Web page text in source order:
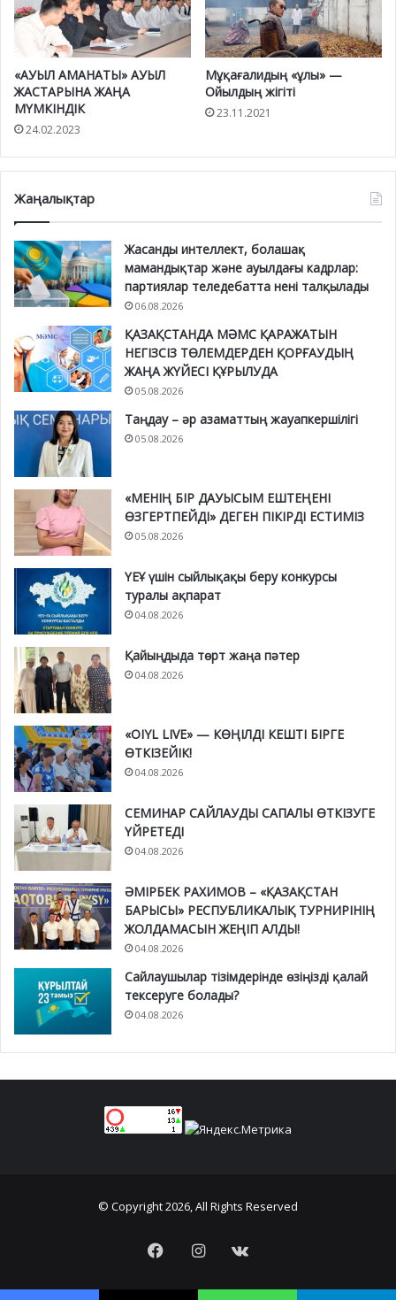
«АУЫЛ АМАНАТЫ» АУЫЛ
ЖАСТАРЫНА ЖАҢА
МҮМКІНДІК
24.02.2023
Мұқағалидың «ұлы» —
Ойылдың жігіті
23.11.2021
Жаңалықтар
Жасанды интеллект, болашақ
мамандықтар және ауылдағы кадрлар:
партиялар теледебатта нені талқылады
06.08.2026
ҚАЗАҚСТАНДА МӘМС ҚАРАЖАТЫН
НЕГІЗСІЗ ТӨЛЕМДЕРДЕН ҚОРҒАУДЫҢ
ЖАҢА ЖҮЙЕСІ ҚҰРЫЛУДА
05.08.2026
Таңдау – әр азаматтың жауапкершілігі
05.08.2026
«МЕНІҢ БІР ДАУЫСЫМ ЕШТЕҢЕНІ
ӨЗГЕРТПЕЙДІ» ДЕГЕН ПІКІРДІ ЕСТИМІЗ
05.08.2026
ҮЕҰ үшін сыйлықақы беру конкурсы
туралы ақпарат
04.08.2026
Қайыңдыда төрт жаңа пәтер
04.08.2026
«OIYL LIVE» — КӨҢІЛДІ КЕШТІ БІРГЕ
ӨТКІЗЕЙІК!
04.08.2026
СЕМИНАР САЙЛАУДЫ САПАЛЫ ӨТКІЗУГЕ
ҮЙРЕТЕДІ
04.08.2026
ӘМІРБЕК РАХИМОВ – «ҚАЗАҚСТАН
БАРЫСЫ» РЕСПУБЛИКАЛЫҚ ТУРНИРІНІҢ
ЖОЛДАМАСЫН ЖЕҢІП АЛДЫ!
04.08.2026
Сайлаушылар тізімдерінде өзіңізді қалай
тексеруге болады?
04.08.2026
© Copyright 2026, All Rights Reserved
FacebookInstagram